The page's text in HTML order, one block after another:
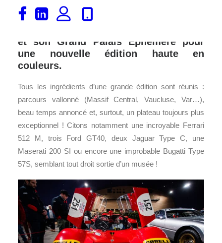
Grand rendez-vous annuel de
l’automobile ancienne en France, le
et son Grand Palais Ephémère pour
une nouvelle édition haute en
couleurs.
Tous les ingrédients d’une grande édition sont réunis :
parcours vallonné (Massif Central, Vaucluse, Var…),
beau temps annoncé et, surtout, un plateau toujours plus
exceptionnel ! Citons notamment une incroyable Ferrari
512 M, trois Ford GT40, deux Jaguar Type C, une
Maserati 200 SI ou encore une improbable Bugatti Type
57S, semblant tout droit sortie d’un musée !